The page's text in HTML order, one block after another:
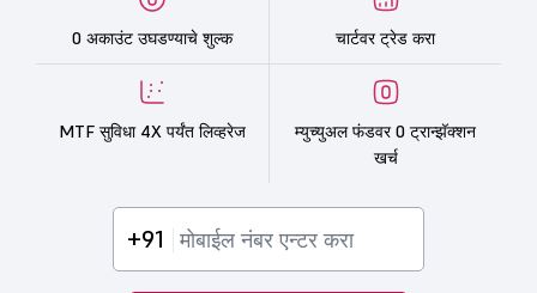
0 अकाउंट उघडण्याचे शुल्क चार्टवर ट्रेड करा
MTF सुविधा 4X पर्यंत लिव्हरेज
म्युच्युअल फंडवर 0 ट्रान्झॅक्शन
खर्च
+91